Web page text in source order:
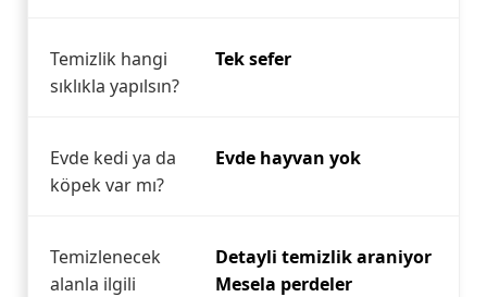
Temizlik hangi
sıklıkla yapılsın?
Tek sefer
Evde kedi ya da
köpek var mı?
Evde hayvan yok
Temizlenecek
alanla ilgili
Detayli temizlik araniyor
Mesela perdeler